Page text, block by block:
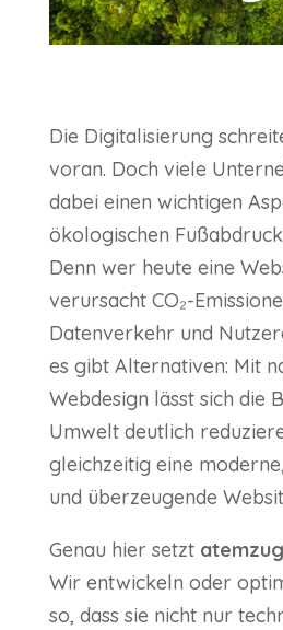
Die Digitalisierung
voran. Doch viele
dabei einen wichtigen
ökologischen
Denn wer heute eine
verursacht CO₂-
Datenverkehr und
es gibt Alternativen: Mit
Webdesign lässt sich die
Umwelt deutlich
gleichzeitig eine
und überzeugende
Genau hier setzt
Wir entwickeln oder
so, dass sie nicht nur